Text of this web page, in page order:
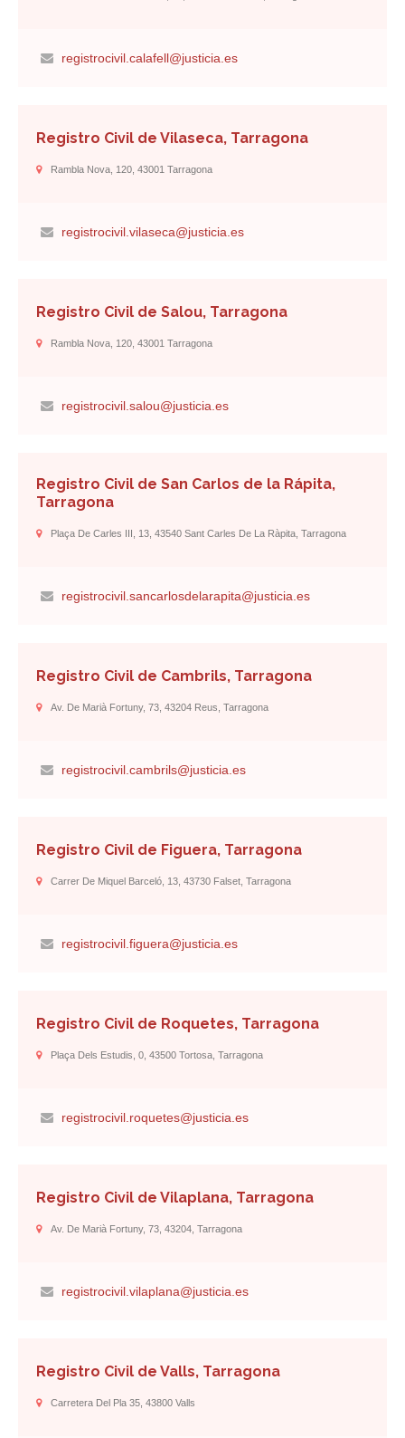
registrocivil.calafell@justicia.es
Registro Civil de Vilaseca, Tarragona
Rambla Nova, 120, 43001 Tarragona
registrocivil.vilaseca@justicia.es
Registro Civil de Salou, Tarragona
Rambla Nova, 120, 43001 Tarragona
registrocivil.salou@justicia.es
Registro Civil de San Carlos de la Rápita,
Tarragona
Plaça De Carles III, 13, 43540 Sant Carles De La Ràpita, Tarragona
registrocivil.sancarlosdelarapita@justicia.es
Registro Civil de Cambrils, Tarragona
Av. De Marià Fortuny, 73, 43204 Reus, Tarragona
registrocivil.cambrils@justicia.es
Registro Civil de Figuera, Tarragona
Carrer De Miquel Barceló, 13, 43730 Falset, Tarragona
registrocivil.figuera@justicia.es
Registro Civil de Roquetes, Tarragona
Plaça Dels Estudis, 0, 43500 Tortosa, Tarragona
registrocivil.roquetes@justicia.es
Registro Civil de Vilaplana, Tarragona
Av. De Marià Fortuny, 73, 43204, Tarragona
registrocivil.vilaplana@justicia.es
Registro Civil de Valls, Tarragona
Carretera Del Pla 35, 43800 Valls